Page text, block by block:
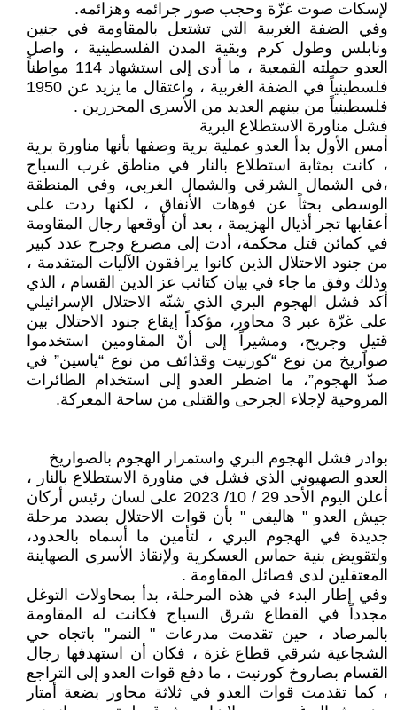
لإسكات صوت غزّة وحجب صور جرائمه وهزائمه.
وفي الضفة الغربية التي تشتعل بالمقاومة في جنين
ونابلس وطول كرم وبقية المدن الفلسطينية ، واصل
العدو حملته القمعية ، ما أدى إلى استشهاد 114 مواطناً
فلسطينياً في الضفة الغربية ، واعتقال ما يزيد عن 1950
فلسطينياً من بينهم العديد من الأسرى المحررين .
فشل مناورة الاستطلاع البرية
أمس الأول بدأ العدو عملية برية وصفها بأنها مناورة برية
، كانت بمثابة استطلاع بالنار في مناطق غرب السياج
،في الشمال الشرقي والشمال الغربي، وفي المنطقة
الوسطى بحثاً عن فوهات الأنفاق ، لكنها ردت على
أعقابها تجر أذيال الهزيمة ، بعد أن أوقعها رجال المقاومة
في كمائن قتل محكمة، أدت إلى مصرع وجرح عدد كبير
من جنود الاحتلال الذين كانوا يرافقون الآليات المتقدمة ،
وذلك وفق ما جاء في بيان كتائب عز الدين القسام ، الذي
أكد فشل الهجوم البري الذي شنّه الاحتلال الإسرائيلي
على غزّة عبر 3 محاور، مؤكداً إيقاع جنود الاحتلال بين
قتيلٍ وجريح، ومشيراً إلى أنّ المقاومين استخدموا
صواريخ من نوع “كورنيت وقذائف من نوع “ياسين” في
صدّ الهجوم”، ما اضطر العدو إلى استخدام الطائرات
المروحية لإجلاء الجرحى والقتلى من ساحة المعركة.
بوادر فشل الهجوم البري واستمرار الهجوم بالصواريخ
العدو الصهيوني الذي فشل في مناورة الاستطلاع بالنار ،
أعلن اليوم الأحد 29 / 10/ 2023 على لسان رئيس أركان
جيش العدو " هاليفي " بأن قوات الاحتلال بصدد مرحلة
جديدة في الهجوم البري ، لتأمين ما أسماه بالحدود،
ولتقويض بنية حماس العسكرية ولإنقاذ الأسرى الصهاينة
المعتقلين لدى فصائل المقاومة .
وفي إطار البدء في هذه المرحلة، بدأ بمحاولات التوغل
مجدداً في القطاع شرق السياج فكانت له المقاومة
بالمرصاد ، حين تقدمت مدرعات " النمر" باتجاه حي
الشجاعية شرقي قطاع غزة ، فكان أن استهدفها رجال
القسام بصاروخ كورنيت ، ما دفع قوات العدو إلى التراجع
، كما تقدمت قوات العدو في ثلاثة محاور بضعة أمتار